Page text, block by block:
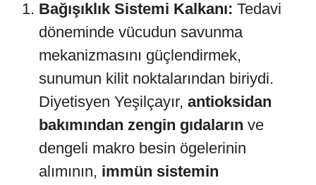
Bağışıklık Sistemi Kalkanı: Tedavi
döneminde vücudun savunma
mekanizmasını güçlendirmek,
sunumun kilit noktalarından biriydi.
Diyetisyen Yeşilçayır, antioksidan
bakımından zengin gıdaların ve
dengeli makro besin ögelerinin
alımının, immün sistemin